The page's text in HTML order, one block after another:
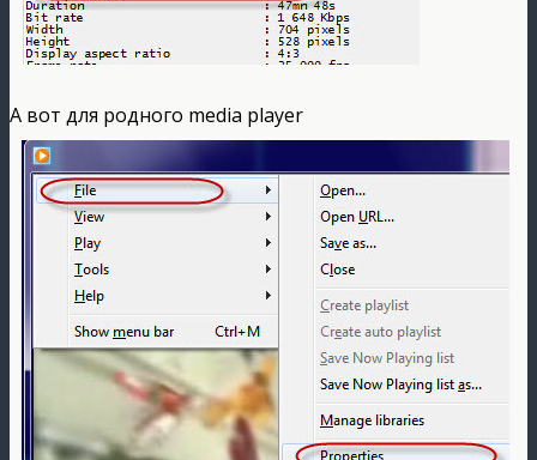
А вот для родного media player